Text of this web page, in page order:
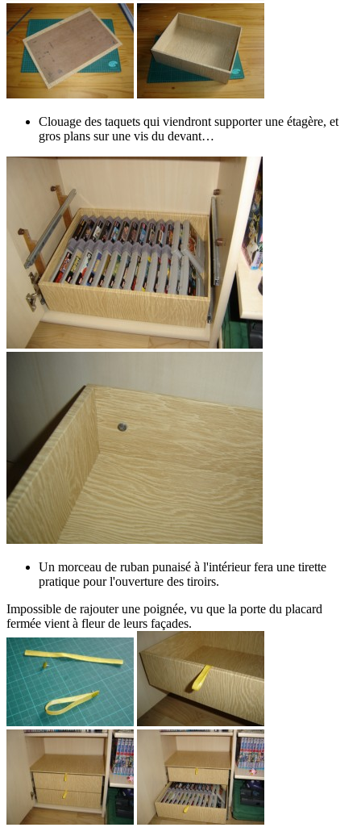
Clouage des taquets qui viendront supporter une étagère, et
gros plans sur une vis du devant…
Un morceau de ruban punaisé à l'intérieur fera une tirette
pratique pour l'ouverture des tiroirs.
Impossible de rajouter une poignée, vu que la porte du placard
fermée vient à fleur de leurs façades.